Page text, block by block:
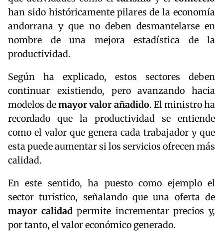
han sido históricamente pilares de la economía
andorrana y que no deben desmantelarse en
nombre de una mejora estadística de la
productividad.
Según ha explicado, estos sectores deben
continuar existiendo, pero avanzando hacia
modelos demayor valor añadido. El ministro ha
recordado que la productividad se entiende
como el valor que genera cada trabajador y que
esta puede aumentar si los servicios ofrecen más
calidad.
En este sentido, ha puesto como ejemplo el
sector turístico, señalando que una oferta de
mayor calidadpermite incrementar precios y,
por tanto, el valor económico generado.